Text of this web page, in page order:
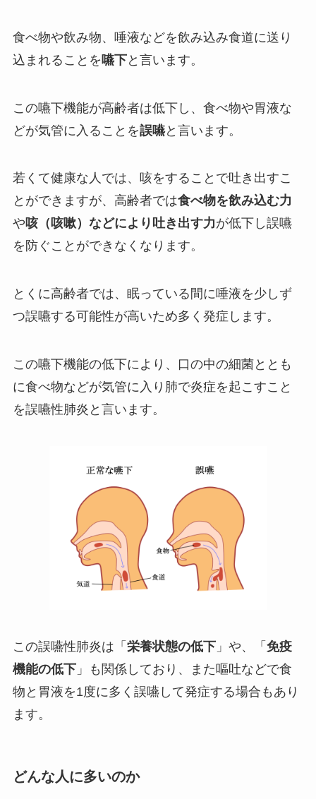
食べ物や飲み物、唾液などを飲み込み食道に送り
込まれることを 嚥下と言います。
この嚥下機能が高齢者は低下し、食べ物や胃液な
どが気管に入ることを誤嚥と言います。
若くて健康な人では、咳をすることで吐き出すこ
とができますが、高齢者では食べ物を飲み込む力
や咳（咳嗽）などにより吐き出す力が低下し誤嚥
を防ぐことができなくなります。
とくに高齢者では、眠っている間に唾液を少しず
つ誤嚥する可能性が高いため多く発症します。
この嚥下機能の低下により、口の中の細菌ととも
に食べ物などが気管に入り肺で炎症を起こすこと
を誤嚥性肺炎と言います。
この誤嚥性肺炎は「 栄養状態の低下」や、「 免疫
機能の低下」も関係しており、また嘔吐などで食
物と胃液を1度に多く誤嚥して発症する場合もあり
ます。
どんな人に多いのか